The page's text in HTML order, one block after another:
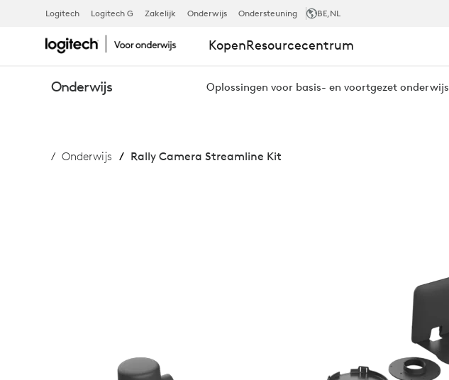
RALLY
CAMERA
STREAMLINE
Logitech Logitech G Zakelijk Onderwijs Ondersteuning BE,NL
KopenResourcecentrum
Onderwijs Oplossingen voor basis- en voortgezet onderwijs
Onderwijs Rally Camera Streamline Kit